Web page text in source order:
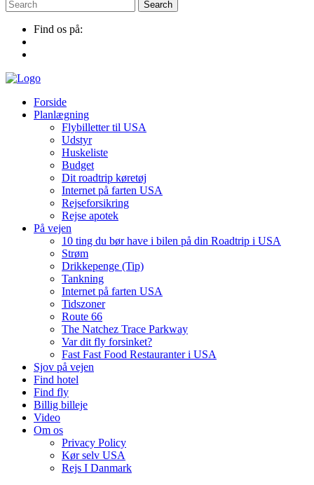
Find os på:
Forside
Planlægning
Flybilletter til USA
Udstyr
Huskeliste
Budget
Dit roadtrip køretøj
Internet på farten USA
Rejseforsikring
Rejse apotek
På vejen
10 ting du bør have i bilen på din Roadtrip i USA
Strøm
Drikkepenge (Tip)
Tankning
Internet på farten USA
Tidszoner
Route 66
The Natchez Trace Parkway
Var dit fly forsinket?
Fast Fast Food Restauranter i USA
Sjov på vejen
Find hotel
Find fly
Billig billeje
Video
Om os
Privacy Policy
Kør selv USA
Rejs I Danmark